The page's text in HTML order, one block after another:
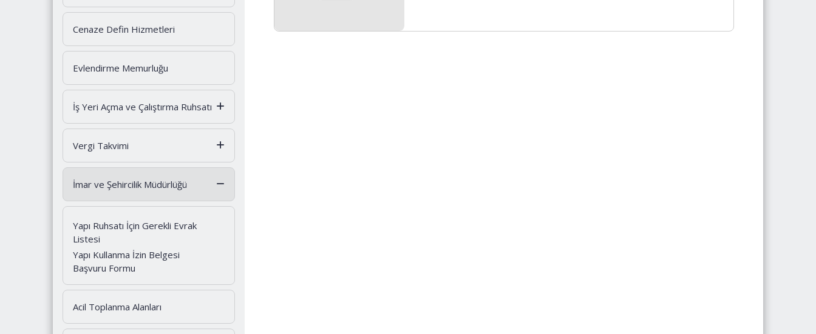
Cenaze Defin Hizmetleri
Evlendirme Memurluğu
İş Yeri Açma ve Çalıştırma Ruhsatı
Vergi Takvimi
İmar ve Şehircilik Müdürlüğü
Yapı Ruhsatı İçin Gerekli Evrak
Listesi
Yapı Kullanma İzin Belgesi
Başvuru Formu
Acil Toplanma Alanları